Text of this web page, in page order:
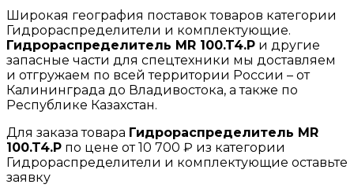
Широкая география поставок товаров категории
Гидрораспределители и комплектующие.
Гидрораспределитель MR 100.T4.P и другие
запасные части для спецтехники мы доставляем
и отгружаем по всей территории России – от
Калининграда до Владивостока, а также по
Республике Казахстан.
Для заказа товара Гидрораспределитель MR
100.T4.P по цене от 10 700 ₽ из категории
Гидрораспределители и комплектующие оставьте
заявку